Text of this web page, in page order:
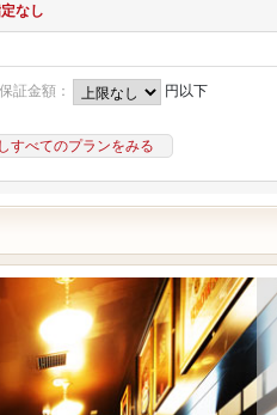
なし
証金額： 円以下
すべてのプランをみる